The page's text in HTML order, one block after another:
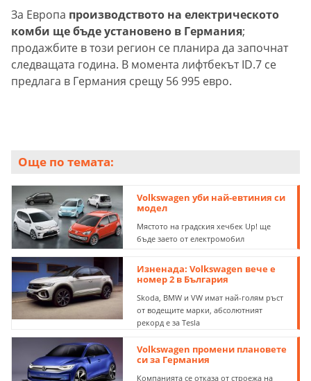
За Европа производството на електрическото
комби ще бъде установено в Германия;
продажбите в този регион се планира да започнат
следващата година. В момента лифтбекът ID.7 се
предлага в Германия срещу 56 995 евро.
Още по темата:
Volkswagen уби най-евтиния си
модел
Мястото на градския хечбек Up! ще
бъде заето от електромобил
Изненада: Volkswagen вече е
номер 2 в България
Skoda, BMW и VW имат най-голям ръст
от водещите марки, абсолютният
рекорд е за Tesla
Volkswagen промени плановете
си за Германия
Компанията се отказа от строежа на